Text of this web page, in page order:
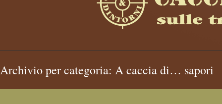
Archivio per categoria: A caccia di… sapori